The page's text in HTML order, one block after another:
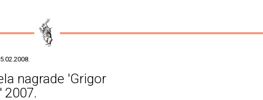
nagrade 'Grigor
2007.